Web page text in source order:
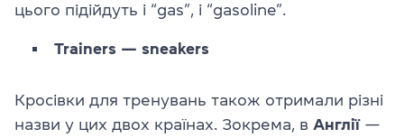
цього підійдуть і “gas”, і “gasoline”.
Trainers — sneakers
Кросівки для тренувань також отримали різні
назви у цих двох країнах. Зокрема, в Англії—